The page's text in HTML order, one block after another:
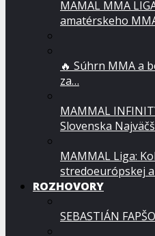
MAMAL MMA
amatérskeho
🔥 Súhrn MMA a
za…
MAMMAL
Slovenska
MAMMAL Liga:
stredoeurópskej
ROZHOVORY
SEBASTIÁN